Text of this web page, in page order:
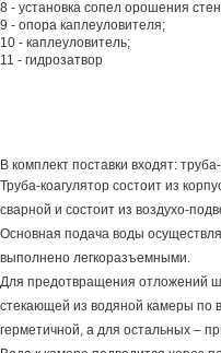
8 - установка сопел орошения
9 - опора каплеуловителя;
10 - каплеуловитель;
11 - гидрозатвор
В комплект поставки входят:
Труба-коагулятор состоит из
сварной и состоит из воздухо-
Основная подача воды
выполнено легкоразъемными.
Для предотвращения отложений
стекающей из водяной камеры по
герметичной, а для остальных –